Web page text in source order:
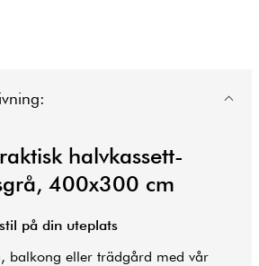
halvkassett-
400x300 cm
på din uteplats
balkong eller trädgård med vår